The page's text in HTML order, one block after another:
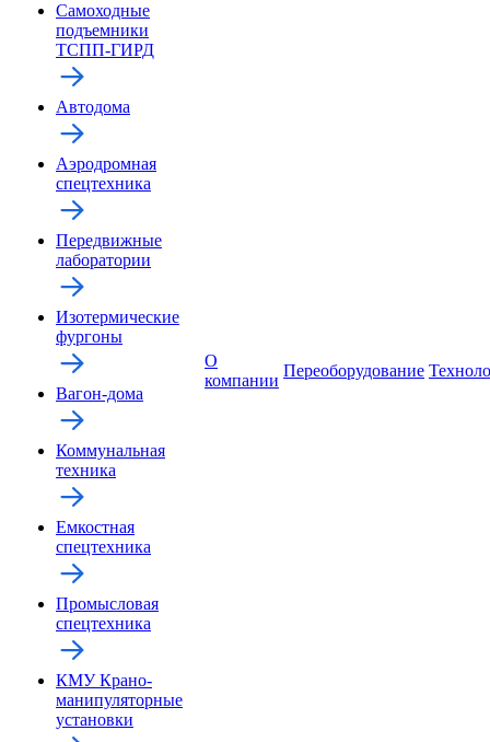
Самоходные
подъемники
ТСПП-ГИРД
Автодома
Аэродромная
спецтехника
Передвижные
лаборатории
Изотермические
фургоны
Вагон-дома
Коммунальная
техника
Емкостная
спецтехника
Промысловая
спецтехника
КМУ Крано-
манипуляторные
установки
О
компании
Переоборудование